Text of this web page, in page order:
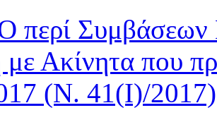
περί Συμβάσεων
Ακίνητα που
(Ν. 41(I)/2017)